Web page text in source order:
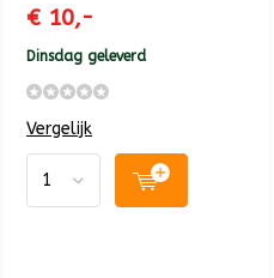
€ 10,-
Dinsdag geleverd
Vergelijk